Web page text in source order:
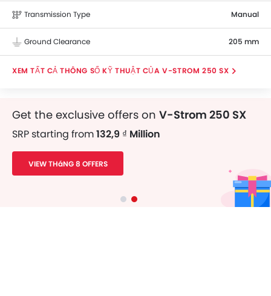
Transmission Type Manual
Ground Clearance 205 mm
THÔNG SỐ KỸ THUẬT CỦA V-STROM 250 SX
Get the exclusive offers on V-Strom 250 SX
SRP starting from132,9 ₫ Million
VIEW THáNG 8 OFFERS